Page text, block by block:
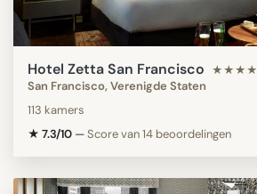
Hotel Zetta San Francisco ★★★★
San Francisco, Verenigde Staten
113 kamers
★ 7.3/10 —Score van 14 beoordelingen